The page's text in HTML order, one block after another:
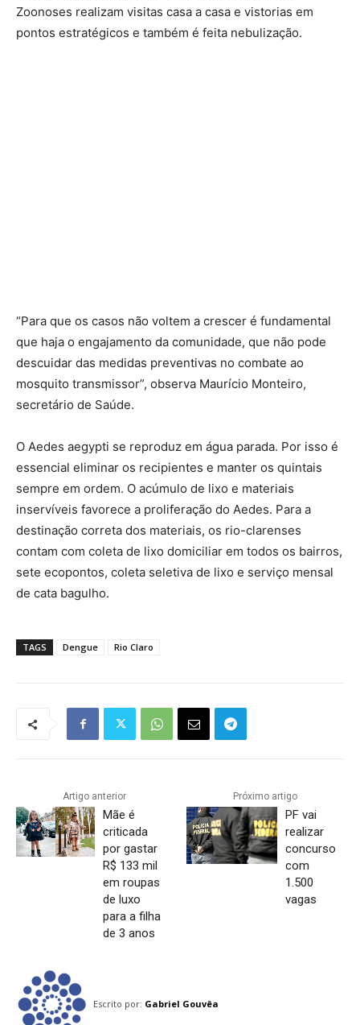
Zoonoses realizam visitas casa a casa e vistorias em
pontos estratégicos e também é feita nebulização.
“Para que os casos não voltem a crescer é fundamental
que haja o engajamento da comunidade, que não pode
descuidar das medidas preventivas no combate ao
mosquito transmissor”, observa Maurício Monteiro,
secretário de Saúde.
O Aedes aegypti se reproduz em água parada. Por isso é
essencial eliminar os recipientes e manter os quintais
sempre em ordem. O acúmulo de lixo e materiais
inservíveis favorece a proliferação do Aedes. Para a
destinação correta dos materiais, os rio-clarenses
contam com coleta de lixo domiciliar em todos os bairros,
sete ecopontos, coleta seletiva de lixo e serviço mensal
de cata bagulho.
TAGS Dengue Rio Claro
Artigo anterior
Mãe é
criticada
por gastar
R$ 133 mil
em roupas
de luxo
para a filha
de 3 anos
Próximo artigo
PF vai
realizar
concurso
com
1.500
vagas
Escrito por: Gabriel Gouvêa